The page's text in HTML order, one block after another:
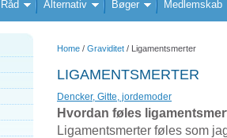
Råd Alternativ Bøger Medlemskab
Home / Graviditet / Ligamentsmerter
LIGAMENTSMERTER
Dencker, Gitte, jordemoder
Hvordan føles
Ligamentsmerter føles som